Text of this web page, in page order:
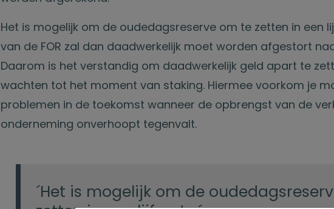
Het is mogelijk om de oudedagsreserve om te zetten in een
van de FOR zal dan daadwerkelijk moet worden afgestort
Daarom is het verstandig om daadwerkelijk geld apart te
wachten tot het moment van staking. Hiermee voorkom je
problemen in de toekomst wanneer de opbrengst van de
onderneming onverhoopt tegenvalt.
´Het is mogelijk om de